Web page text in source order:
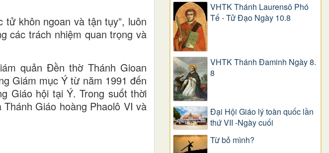
khôn ngoan và tận tụy”, luôn
các trách nhiệm quan trọng và
quản Đền thờ Thánh Gioan
Giám mục Ý từ năm 1991 đến
Giáo hội tại Ý. Trong suốt thời
Giáo hoàng Phaolô VI và
VHTK Thánh Laurensô Phó
Tế - Tử Đạo Ngày 10.8
VHTK Thánh Đaminh Ngày 8.
8
Đại Hội Giáo lý toàn quốc lần
thứ VII -Ngày cuối
Từ bỏ mình?